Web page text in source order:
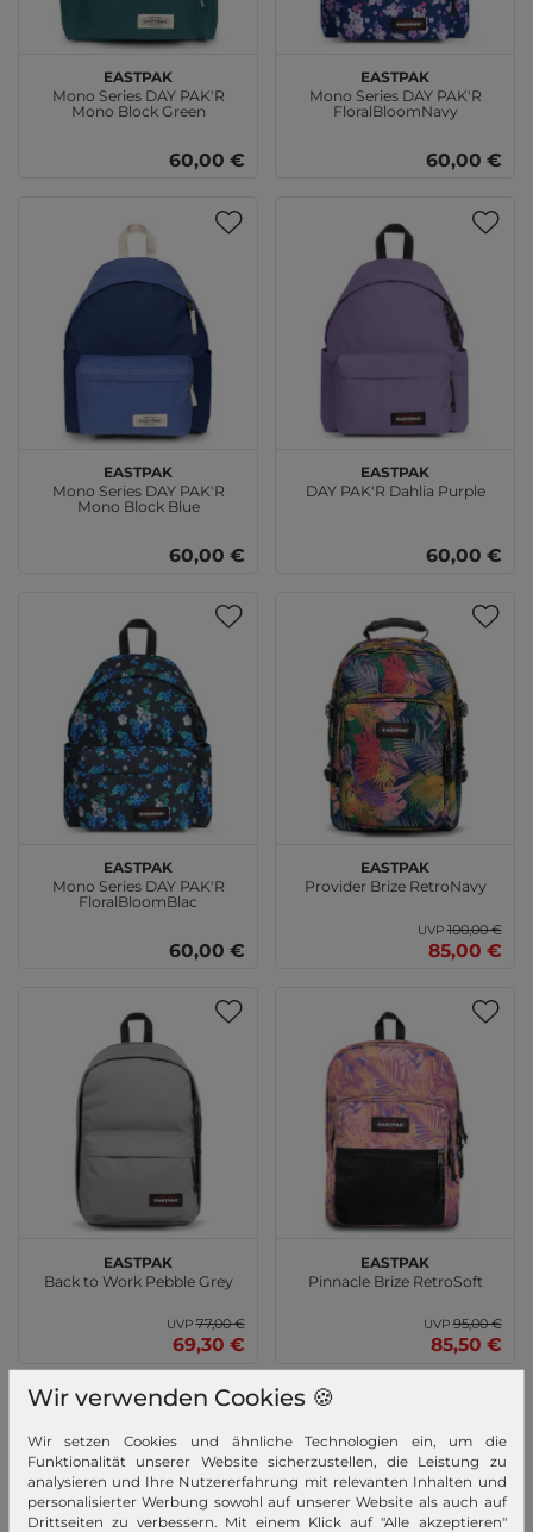
EASTPAK
Mono Series DAY PAK'R
Mono Block Green
60,00 €
EASTPAK
Mono Series DAY PAK'R
FloralBloomNavy
60,00 €
EASTPAK
Mono Series DAY PAK'R
Mono Block Blue
60,00 €
EASTPAK
DAY PAK'R Dahlia Purple
60,00 €
EASTPAK
Mono Series DAY PAK'R
FloralBloomBlac
60,00 €
EASTPAK
Provider Brize RetroNavy
UVP100,00 €
85,00 €
EASTPAK
Back to Work Pebble Grey
UVP77,00 €
69,30 €
EASTPAK
Pinnacle Brize RetroSoft
UVP95,00 €
85,50 €
Wir verwenden Cookies 🍪
Wir setzen Cookies und ähnliche Technologien ein, um die
Funktionalität unserer Website sicherzustellen, die Leistung zu
analysieren und Ihre Nutzererfahrung mit relevanten Inhalten und
personalisierter Werbung sowohl auf unserer Website als auch auf
Drittseiten zu verbessern. Mit einem Klick auf "Alle akzeptieren"